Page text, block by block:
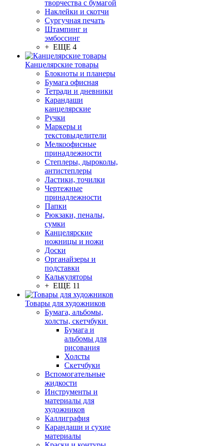
творчества с бумагой
Наклейки и скотчи
Сургучная печать
Штампинг и
эмбоссинг
+ ЕЩЕ 4
Канцелярские товары
Блокноты и планеры
Бумага офисная
Тетради и дневники
Карандаши
канцелярские
Ручки
Маркеры и
текстовыделители
Мелкоофисные
принадлежности
Степлеры, дыроколы,
антистеплеры
Ластики, точилки
Чертежные
принадлежности
Папки
Рюкзаки, пеналы,
сумки
Канцелярские
ножницы и ножи
Доски
Органайзеры и
подставки
Калькуляторы
+ ЕЩЕ 11
Товары для художников
Бумага, альбомы,
холсты, скетчбуки
Бумага и
альбомы для
рисования
Холсты
Скетчбуки
Вспомогательные
жидкости
Инструменты и
материалы для
художников
Каллиграфия
Карандаши и сухие
материалы